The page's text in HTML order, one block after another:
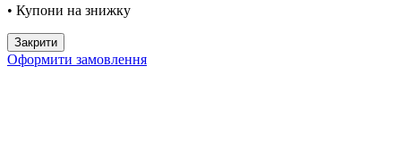
• Купони на знижку
Закрити
Оформити замовлення